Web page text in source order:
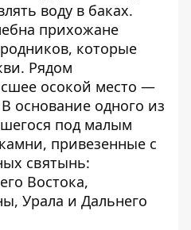
воду в баках.
прихожане
которые
Рядом
осокой место —
основание одного из
под малым
привезенные с
святынь:
Востока,
Урала и Дальнего